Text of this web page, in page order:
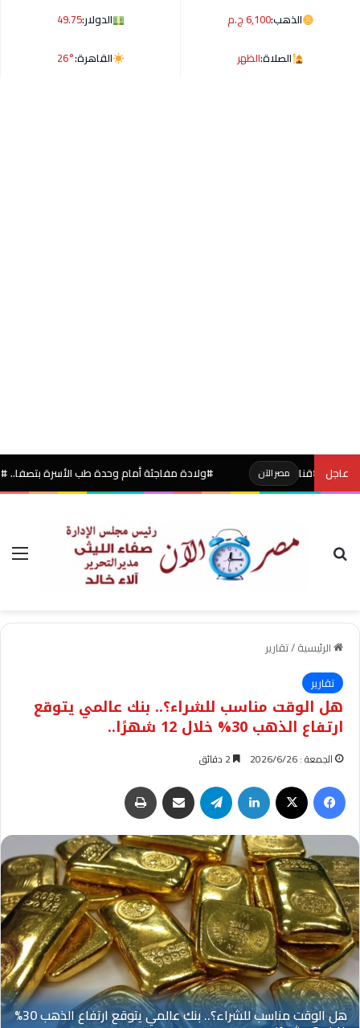
الذهب:6,100 ج.م الدولار:49.75
الصلاة:الظهر القاهرة:26°
عاجلمصر الآن #ولادة مفاجئة أمام وحدة طب الأسرة بتصفا..
بحث عن
الرئيسية/تقارير
تقارير
هل الوقت مناسب للشراء؟.. بنك عالمي يتوقع
ارتفاع الذهب 30% خلال 12 شهرًا..
الجمعة : 2026/6/26
فيسبوك لينكدإن تيلقرام مشاركة عبر البريد